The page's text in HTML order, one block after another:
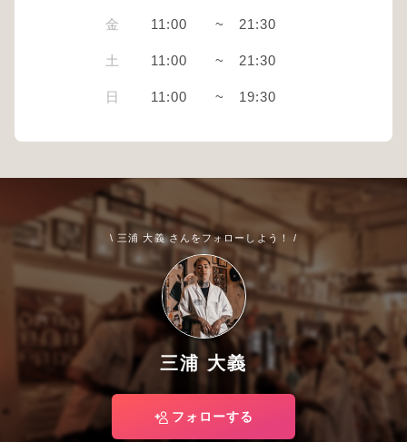
金 11:00 ~ 21:30
土 11:00 ~ 21:30
日 11:00 ~ 19:30
\ 三浦 大義 さんをフォローしよう！ /
三浦 大義
フォローする